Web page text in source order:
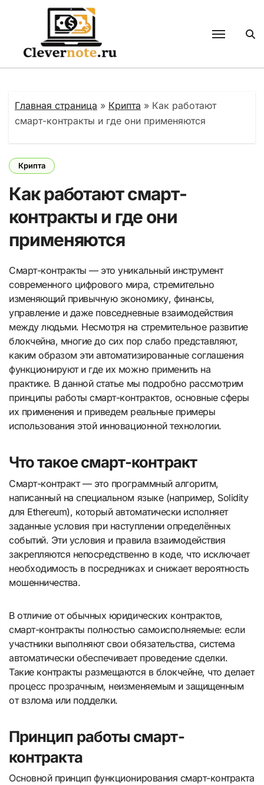
содержанию
Главная страница » Крипта » Как работают
смарт-контракты и где они применяются
Крипта
Как работают смарт-
контракты и где они
применяются
Смарт-контракты — это уникальный инструмент
современного цифрового мира, стремительно
изменяющий привычную экономику, финансы,
управление и даже повседневные взаимодействия
между людьми. Несмотря на стремительное развитие
блокчейна, многие до сих пор слабо представляют,
каким образом эти автоматизированные соглашения
функционируют и где их можно применить на
практике. В данной статье мы подробно рассмотрим
принципы работы смарт-контрактов, основные сферы
их применения и приведем реальные примеры
использования этой инновационной технологии.
Что такое смарт-контракт
Смарт-контракт — это программный алгоритм,
написанный на специальном языке (например, Solidity
для Ethereum), который автоматически исполняет
заданные условия при наступлении определённых
событий. Эти условия и правила взаимодействия
закрепляются непосредственно в коде, что исключает
необходимость в посредниках и снижает вероятность
мошенничества.
В отличие от обычных юридических контрактов,
смарт-контракты полностью самоисполняемые: если
участники выполняют свои обязательства, система
автоматически обеспечивает проведение сделки.
Такие контракты размещаются в блокчейне, что делает
процесс прозрачным, неизменяемым и защищенным
от взлома или подделки.
Принцип работы смарт-
контракта
Основной принцип функционирования смарт-контракта